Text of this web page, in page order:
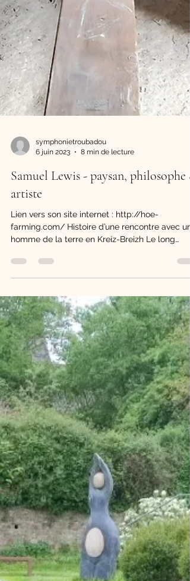
6 juin 2023
8 min de lecture
Samuel Lewis - paysan, philosophe &
artiste
Lien vers son site internet : http://hoe-
homme de la terre en Kreiz-Breizh Le long
d’une...